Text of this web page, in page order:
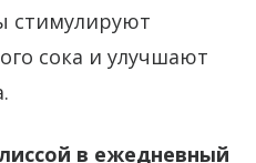
стимулируют
сока и улучшают
в ежедневный